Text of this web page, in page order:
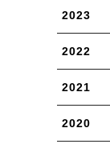
2023
2022
2021
2020